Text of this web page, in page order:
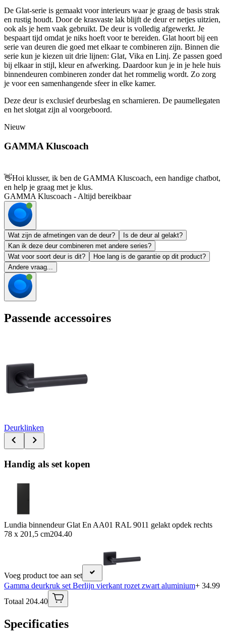
De Glat-serie is gemaakt voor interieurs waar je graag de basis strak
en rustig houdt. Door de krasvaste lak blijft de deur er netjes uitzien,
ook als je hem vaak gebruikt. De deur is volledig afgewerkt. Je
bespaart tijd omdat je niks hoeft voor te bereiden. Glat hoort bij een
serie van deuren die goed met elkaar te combineren zijn. Binnen die
serie kun je kiezen uit drie lijnen: Glat, Vika en Linj. Ze passen goed
bij elkaar in stijl, kleur en afwerking. Daardoor kun je in je hele huis
binnendeuren combineren zonder dat het rommelig wordt. Zo zorg
je voor een samenhangende sfeer in elke kamer.
Deze deur is exclusief deurbeslag en scharnieren. De paumellegaten
en het slotgat zijn al voorgeboord.
Nieuw
GAMMA Kluscoach
👋Hoi klusser, ik ben de GAMMA Kluscoach, een handige chatbot,
en help je graag met je klus.
GAMMA Kluscoach - Altijd bereikbaar
Wat zijn de afmetingen van de deur?
Is de deur al gelakt?
Kan ik deze deur combineren met andere series?
Wat voor soort deur is dit?
Hoe lang is de garantie op dit product?
Andere vraag...
Passende accessoires
Deurklinken
Handig als set kopen
Lundia binnendeur Glat En AA01 RAL 9011 gelakt opdek rechts
78 x 201,5 cm204.40
Voeg product toe aan set
Gamma deurkruk set Berlijn vierkant rozet zwart aluminium+ 34.99
Totaal 204.40
Specificaties